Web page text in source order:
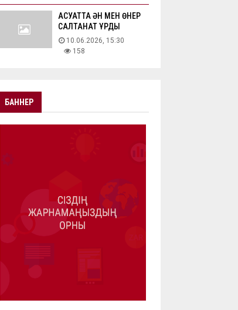
АҚСУАТТА ӘН МЕН ӨНЕР
САЛТАНАТ ҚҰРДЫ
10.06.2026, 15:30
158
БАННЕР